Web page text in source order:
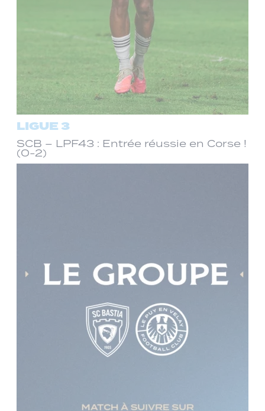
LIGUE 3
SCB – LPF43 : Entrée réussie en Corse !
(0-2)